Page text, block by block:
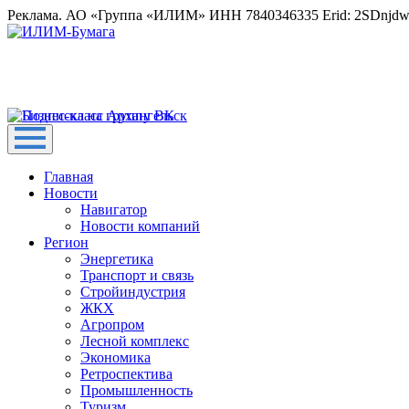
Реклама. АО «Группа «ИЛИМ» ИНН 7840346335 Erid:
Главная
Новости
Навигатор
Новости компаний
Регион
Энергетика
Транспорт и связь
Стройиндустрия
ЖКХ
Агропром
Лесной комплекс
Экономика
Ретроспектива
Промышленность